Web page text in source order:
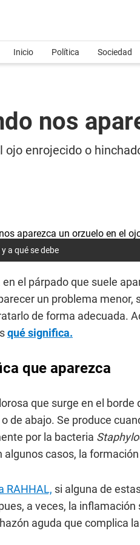
Inicio Política Sociedad
nos
enrojecido o
a qué se debe
el párpado que suele
un problema menor,
de forma adecuada.
qué significa.
que aparezca
que surge en el
de abajo. Se produce
por la bacteria
casos, la
RAHHAL, si alguna de
a veces, la
aguda que complica